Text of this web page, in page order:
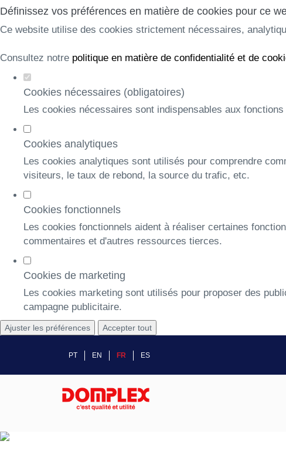
Définissez vos préférences en matière de cookies pour ce
Ce website utilise des cookies strictement nécessaires,
Consultez notre politique en matière de confidentialité et de
Cookies nécessaires (obligatoires)
Les cookies nécessaires sont indispensables aux
Cookies analytiques
Les cookies analytiques sont utilisés pour comprendre
visiteurs, le taux de rebond, la source du trafic, etc.
Cookies fonctionnels
Les cookies fonctionnels aident à réaliser certaines
commentaires et d'autres ressources tierces.
Cookies de marketing
Les cookies marketing sont utilisés pour proposer des
campagne publicitaire.
Ajuster les préférences Accepter tout
PT EN FR ES